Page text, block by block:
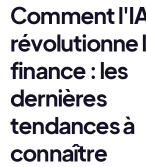
Comment
révolutionne
finance : les
dernières
tendances à
connaître